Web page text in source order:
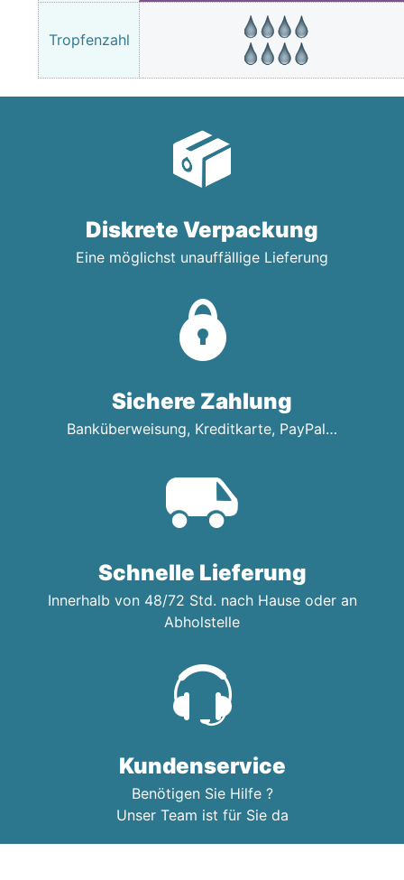
Tropfenzahl
Diskrete Verpackung
Eine möglichst unauffällige Lieferung
Sichere Zahlung
Banküberweisung, Kreditkarte, PayPal…
Schnelle Lieferung
Innerhalb von 48/72 Std. nach Hause oder an
Abholstelle
Kundenservice
Benötigen Sie Hilfe ?
Unser Team ist für Sie da